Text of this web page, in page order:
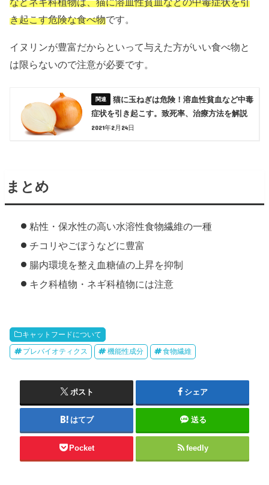
き起こす危険な食べ物です。
イヌリンが豊富だからといって与えた方がいい食べ物と
は限らないので注意が必要です。
猫に玉ねぎは危険！溶血性貧血など中毒
症状を引き起こす。致死率、治療方法を解説
2021年2月24日
まとめ
粘性・保水性の高い水溶性食物繊維の一種
チコリやごぼうなどに豊富
腸内環境を整え血糖値の上昇を抑制
キク科植物・ネギ科植物には注意
キャットフードについて
プレバイオティクス 機能性成分 食物繊維
ポスト シェア
はてブ 送る
Pocket feedly